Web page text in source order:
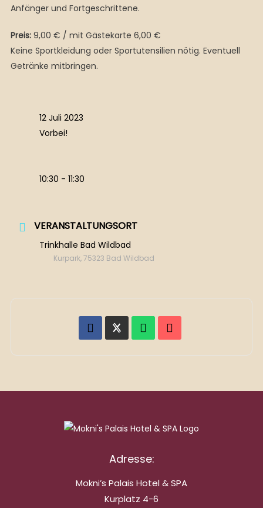
Anfänger und Fortgeschrittene.
Preis:9,00 € / mit Gästekarte 6,00 €
Keine Sportkleidung oder Sportutensilien nötig. Eventuell
Getränke mitbringen.
12 Juli 2023
Vorbei!
10:30 - 11:30
VERANSTALTUNGSORT
Trinkhalle Bad Wildbad
Kurpark, 75323 Bad Wildbad
Adresse:
Mokni’s Palais Hotel & SPA
Kurplatz 4-6